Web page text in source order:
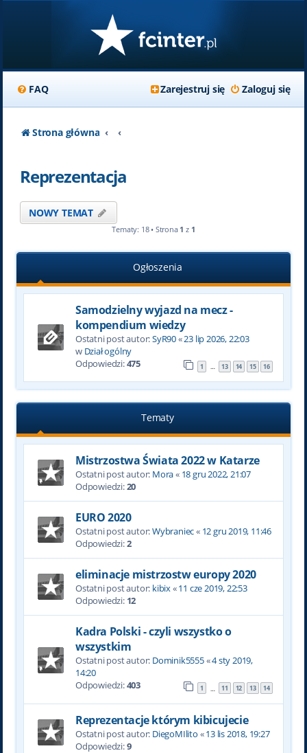
FAQ Zaloguj się
Zarejestruj się
Strona główna
Reprezentacja
NOWY TEMAT
Tematy: 18 • Strona 1 z 1
Ogłoszenia
Samodzielny wyjazd na mecz -
kompendium wiedzy
Ostatni post autor:SyR90«23 lip 2026, 22:03
w Dział ogólny
Odpowiedzi:475 1 … 13 14 15 16
Tematy
Mistrzostwa Świata 2022 w Katarze
Ostatni post autor: Mora« 18 gru 2022, 21:07
Odpowiedzi:20
EURO 2020
Ostatni post autor:Wybraniec« 12 gru 2019, 11:46
Odpowiedzi:2
eliminacje mistrzostw europy 2020
Ostatni post autor: kibix«11 cze 2019, 22:53
Odpowiedzi: 12
Kadra Polski - czyli wszystko o
wszystkim
Ostatni post autor: Dominik5555«4 sty 2019,
14:20
Odpowiedzi:403 1 … 11 12 13 14
Reprezentacje którym kibicujecie
Ostatni post autor: DiegoMIlito «13 lis 2018, 19:27
Odpowiedzi:9